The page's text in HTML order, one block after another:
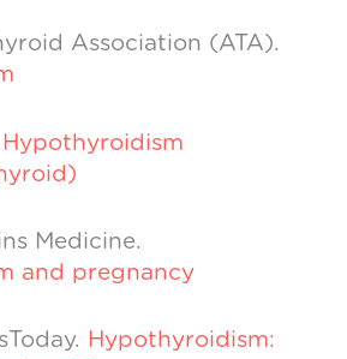
Association (ATA).
Hypothyroidism
Medicine.
and pregnancy
Hypothyroidism: